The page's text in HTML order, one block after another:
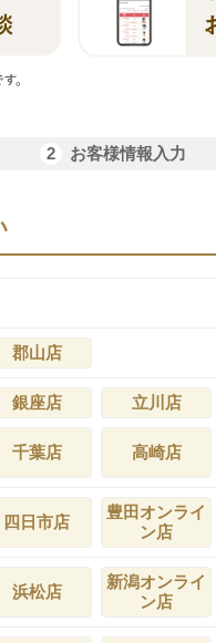
2 お客様情報入力
郡山店
銀座店 立川店
千葉店 高崎店
四日市店
豊田オンライ
ン店
浜松店
新潟オンライ
ン店